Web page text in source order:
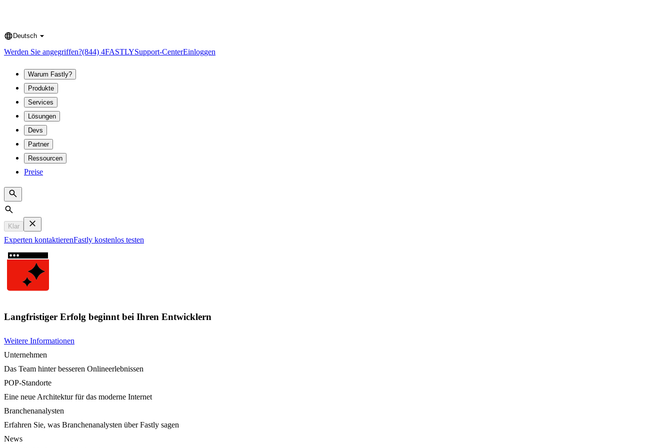
Language
Deutsch
Werden Sie angegriffen?(844) 4FASTLYSupport-CenterEinloggen
Warum Fastly?
Produkte
Services
Lösungen
Devs
Partner
Ressourcen
Preise
Search
Klar
Experten kontaktierenFastly kostenlos testen
Langfristiger Erfolg beginnt bei Ihren Entwicklern
Weitere Informationen
Unternehmen
Das Team hinter besseren Onlineerlebnissen
POP-Standorte
Eine neue Architektur für das moderne Internet
Branchenanalysten
Erfahren Sie, was Branchenanalysten über Fastly sagen
News